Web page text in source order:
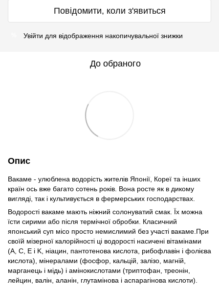
Повідомити, коли з'явиться
Увійти для відображення накопичувальної знижки
До обраного
Опис
Вакаме - улюблена водорість жителів Японії, Кореї та інших
країн ось вже багато сотень років. Вона росте як в дикому
вигляді, так і культивується в фермерських господарствах.
Водорості вакаме мають ніжний солонуватий смак. Їх можна
їсти сирими або після термічної обробки. Класичний
японський суп місо просто немислимий без участі вакаме.При
своїй мізерної калорійності ці водорості насичені вітамінами
(A, C, E і K, ніацин, пантотенова кислота, рибофлавін і фолієва
кислота), мінералами (фосфор, кальцій, залізо, магній,
марганець і мідь) і амінокислотами (триптофан, треонін,
лейцин, валін, аланін, глутамінова і аспарагінова кислоти).